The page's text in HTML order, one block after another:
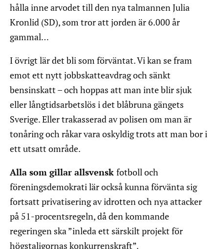
hålla inne arvodet till den nya talmannen Julia
Kronlid (SD), som tror att jorden är 6.000 år
gammal…
I övrigt lär det bli som förväntat. Vi kan se fram
emot ett nytt jobbskatteavdrag och sänkt
bensinskatt – och hoppas att man inte blir sjuk
eller långtidsarbetslös i det blåbruna gängets
Sverige. Eller trakasserad av polisen om man är
tonåring och råkar vara oskyldig trots att man bor i
ett utsatt område.
Alla som gillar allsvensk fotboll och
föreningsdemokrati lär också kunna förvänta sig
fortsatt privatisering av idrotten och nya attacker
på 51-procentsregeln, då den kommande
regeringen ska ”inleda ett särskilt projekt för
högstaligornas konkurrenskraft”.